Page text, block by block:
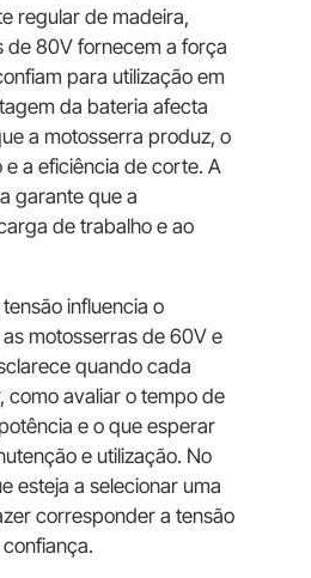
regular de madeira,
de 80V fornecem a força
para utilização em
da bateria afecta
a motosserra produz, o
a eficiência de corte. A
garante que a
de trabalho e ao
influencia o
motosserras de 60V e
quando cada
como avaliar o tempo de
e o que esperar
e utilização. No
esteja a selecionar uma
corresponder a tensão